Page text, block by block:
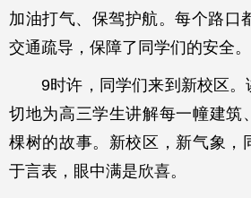
加油打气、保驾护航。每个路口
交通疏导，保障了同学们的安全。
9时许，同学们来到新校区
切地为高三学生讲解每一幢建筑
棵树的故事。新校区，新气象，
于言表，眼中满是欣喜。